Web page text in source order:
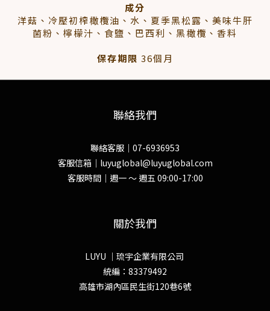
成分
洋菇、冷壓初榨橄欖油、水、夏季黑松露、美味牛肝
菌粉、檸檬汁、食鹽、巴西利、黑橄欖、香料
保存期限 36個月
聯絡我們
聯絡客服｜07-6936953
客服信箱｜luyuglobal@luyuglobal.com
客服時間｜週一 ～ 週五 09:00-17:00
關於我們
LUYU ｜琉宇企業有限公司
統編：83379492
高雄市湖內區民生街120巷6號